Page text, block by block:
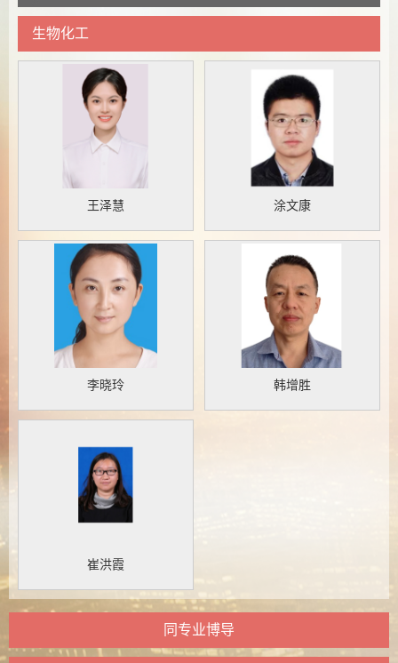
生物化工
王泽慧 涂文康
李晓玲 韩增胜
崔洪霞
同专业博导